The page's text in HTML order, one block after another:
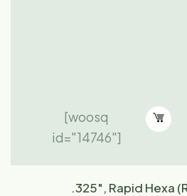
[woosq
id="14746"]
.325", Rapid Hexa